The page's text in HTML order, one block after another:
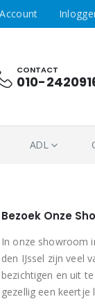
CONTACT
010-
ADL
Bezoek Onze
In onze showroom
den IJssel zijn veel
bezichtigen en uit
gezellig een keertje